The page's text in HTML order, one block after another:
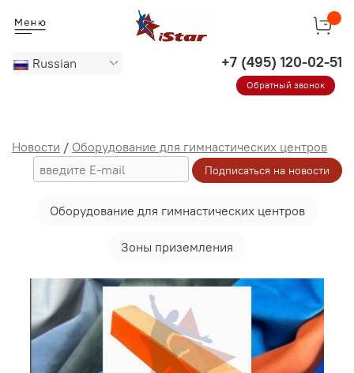
Russian
Обратный звонок
Новости / Оборудование для гимнастических центров
Оборудование для гимнастических центров
Зоны приземления